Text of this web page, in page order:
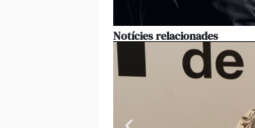
Notícies relacionades